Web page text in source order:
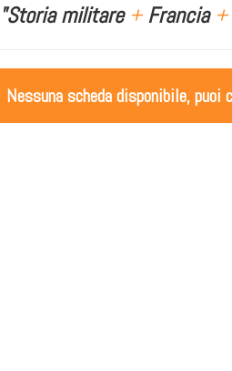
"Storia militare +Francia +
Nessuna scheda disponibile,